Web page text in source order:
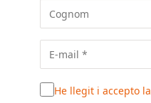
He llegit i accepto la